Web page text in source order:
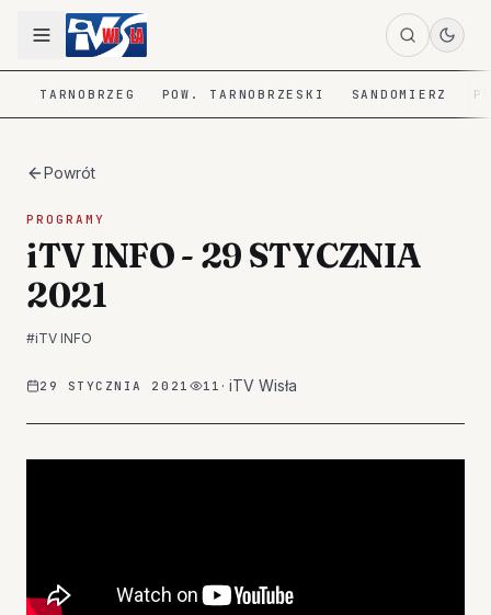
TARNOBRZEG POW. TARNOBRZESKI SANDOMIERZ
Powrót
PROGRAMY
iTV INFO - 29 STYCZNIA
2021
#iTV INFO
29 STYCZNIA 2021 11 · iTV Wisła